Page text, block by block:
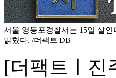
서울 영등포경찰서는 15일 살
밝혔다. /더팩트 DB
[더팩트ㅣ진